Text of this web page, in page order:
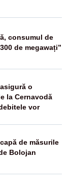
consumul de
de megawați”
o
la Cernavodă
vor
de măsurile
Bolojan